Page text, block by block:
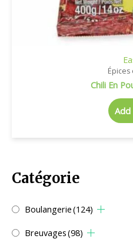
Catégorie
Boulangerie(124)
Breuvages(98)
Chili En